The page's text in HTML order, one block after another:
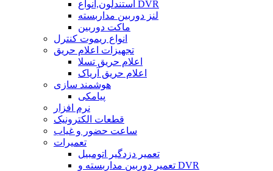
استندلون,انواع DVR
لنز دوربین مداربسته
ماکت دوربین
انواع ریموت کنترل
تجهیزات اعلام حریق
اعلام حریق تسلا
اعلام حریق آریاک
هوشمند سازی
پیامکی
نرم افزار
قطعات الکترونیک
ساعت حضور و غیاب
تعمیرات
تعمیر دزدگیر اتومبیل
تعمیر دوربین مداربسته و DVR